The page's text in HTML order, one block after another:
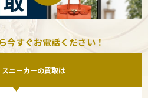
今すぐお電話ください！
ニーカーの買取は